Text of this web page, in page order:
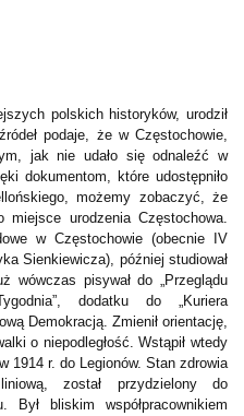
polskich historyków, urodził
podaje, że w Częstochowie,
jak nie udało się odnaleźć w
dokumentom, które udostępniło
możemy zobaczyć, że
miejsce urodzenia Częstochowa.
w Częstochowie (obecnie IV
Sienkiewicza), później studiował
wówczas pisywał do „Przeglądu
dodatku do „Kuriera
Demokracją. Zmienił orientację,
o niepodległość. Wstąpił wtedy
1914 r. do Legionów. Stan zdrowia
został przydzielony do
Był bliskim współpracownikiem